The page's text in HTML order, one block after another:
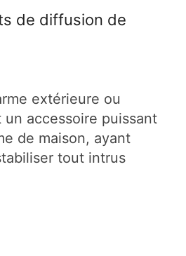
de diffusion de
extérieure ou
un accessoire puissant
de maison, ayant
tout intrus